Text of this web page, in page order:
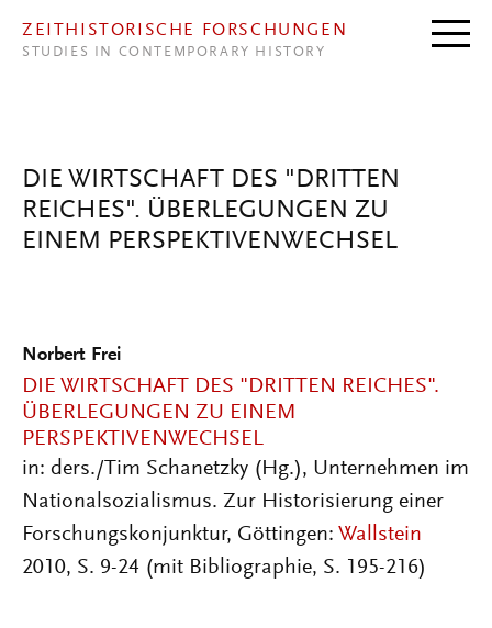
ZEITHISTORISCHE FORSCHUNGEN
STUDIES IN CONTEMPORARY HISTORY
DIE WIRTSCHAFT DES "DRITTEN
REICHES". ÜBERLEGUNGEN ZU
EINEM PERSPEKTIVENWECHSEL
Norbert Frei
DIE WIRTSCHAFT DES "DRITTEN REICHES".
ÜBERLEGUNGEN ZU EINEM
PERSPEKTIVENWECHSEL
in: ders./Tim Schanetzky (Hg.), Unternehmen im
Nationalsozialismus. Zur Historisierung einer
Forschungskonjunktur, Göttingen: Wallstein
2010, S. 9-24 (mit Bibliographie, S. 195-216)